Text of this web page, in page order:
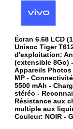
Écran 6.68 LCD
Unisoc Tiger
d'exploitation:
(extensible 8Go)
Appareils Photos
MP -
5500 mAh -
stéréo -
Résistance aux
multiple aux
Couleur: NOIR -